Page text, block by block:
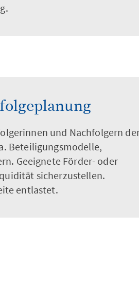
und Nachfolgern
Beteiligungsmodelle,
Geeignete Förder- oder
sicherzustellen.
entlastet.